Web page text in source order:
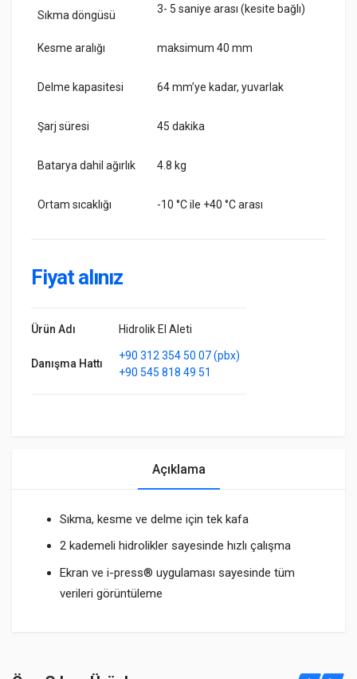
Sıkma döngüsü 3- 5 saniye arası (kesite bağlı)
Kesme aralığı maksimum 40 mm
Delme kapasitesi 64 mm’ye kadar, yuvarlak
Şarj süresi 45 dakika
Batarya dahil ağırlık 4.8 kg
Ortam sıcaklığı -10 °C ile +40 °C arası
Fiyat alınız
Ürün Adı Hidrolik El Aleti
Danışma Hattı
+90 312 354 50 07 (pbx)
+90 545 818 49 51
Açıklama
Sıkma, kesme ve delme için tek kafa
2 kademeli hidrolikler sayesinde hızlı çalışma
Ekran ve i-press® uygulaması sayesinde tüm
verileri görüntüleme